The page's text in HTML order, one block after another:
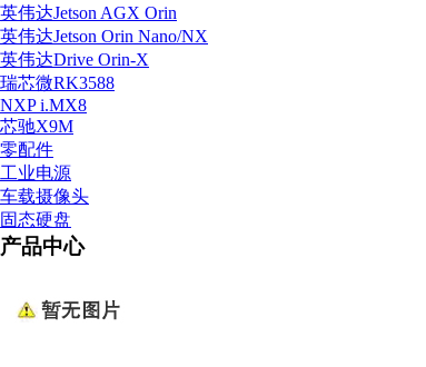
英伟达Jetson AGX Orin
英伟达Jetson Orin Nano/NX
英伟达Drive Orin-X
瑞芯微RK3588
NXP i.MX8
芯驰X9M
零配件
工业电源
车载摄像头
固态硬盘
产品中心